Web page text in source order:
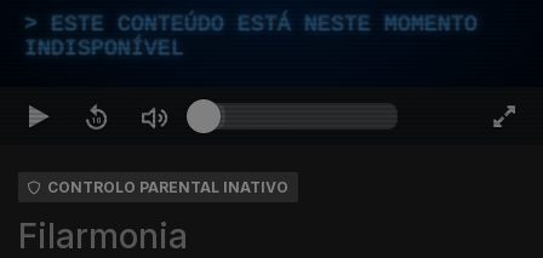
ESTE CONTEÚDO ESTÁ NESTE MOMENTO
INDISPONÍVEL
CONTROLO PARENTAL INATIVO
Filarmonia